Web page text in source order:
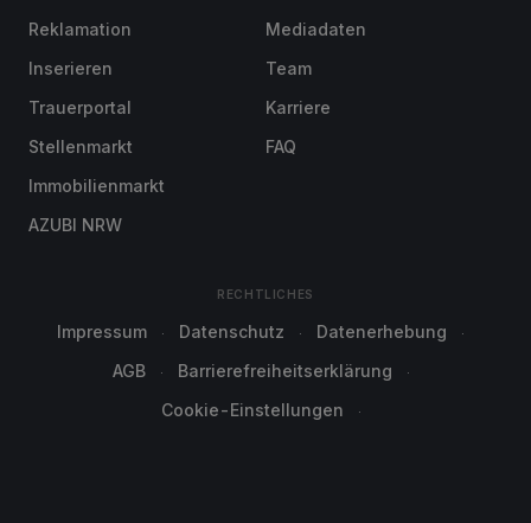
Reklamation
Inserieren
Trauerportal
Stellenmarkt
Immobilienmarkt
AZUBI NRW
Mediadaten
Team
Karriere
FAQ
RECHTLICHES
Impressum Datenschutz
Datenerhebung
AGB
Barrierefreiheitserklärung
Cookie-Einstellungen